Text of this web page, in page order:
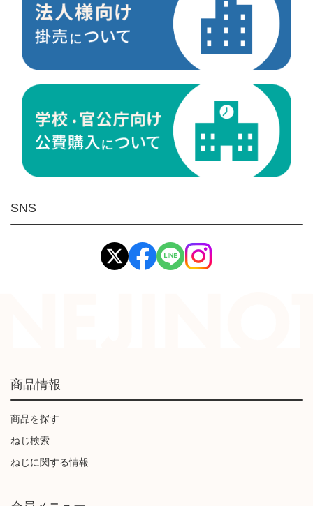
電材・設備
切削工具
ケミカル製品
荷役伝導
環境安全用品
イマオ製品(IMAO)
工業資材(栃木屋)
SNS
商品情報
商品を探す
ねじ検索
ねじに関する情報